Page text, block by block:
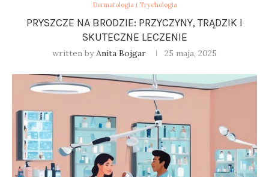
Dermatologia i Trychologia
PRYSZCZE NA BRODZIE: PRZYCZYNY, TRĄDZIK I
SKUTECZNE LECZENIE
written byAnita Bojgar 25 maja, 2025